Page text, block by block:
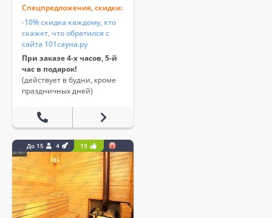
Спецпредложения, скидки:
-10% скидка каждому, кто
скажет, что обратился с
сайта 101сауна.ру
При заказе 4-х часов, 5-й
час в подарок!
(действует в будни, кроме
праздничных дней)
До 15 4 19